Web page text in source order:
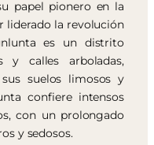
papel pionero en la
liderado la revolución
es un distrito
y calles arboladas,
suelos limosos y
confiere intensos
con un prolongado
y sedosos.